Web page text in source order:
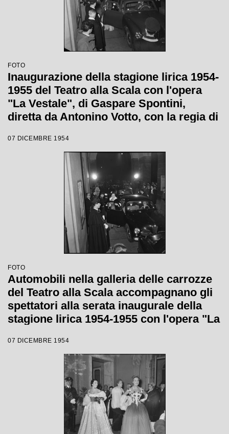
FOTO
Inaugurazione della stagione lirica 1954-
1955 del Teatro alla Scala con l'opera
"La Vestale", di Gaspare Spontini,
diretta da Antonino Votto, con la regia di
07 DICEMBRE 1954
FOTO
Automobili nella galleria delle carrozze
del Teatro alla Scala accompagnano gli
spettatori alla serata inaugurale della
stagione lirica 1954-1955 con l'opera "La
Antonino Votto, con la regia di Luchino
07 DICEMBRE 1954